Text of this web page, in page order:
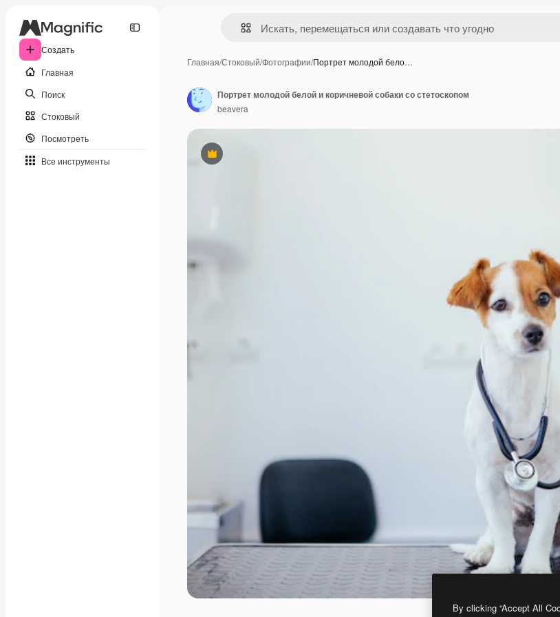
Создать
Главная
Поиск
Стоковый
Посмотреть
Все инструменты
Главная/Стоковый/Фотографии/Портрет молодой бело…
Премиум
Портрет молодой белой и коричневой собаки со стетоскопом
beavera
By clicking “Accept All